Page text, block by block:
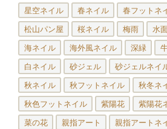
星空ネイル 春ネイル 春フットネ
松山パン屋 桜ネイル 梅雨 水
海ネイル 海外風ネイル 深緑
白ネイル 砂ジェル 砂ジェルネイ
秋ネイル 秋フットネイル 秋冬ネ
秋色フットネイル 紫陽花 紫陽花
菜の花 親指アート 親指アートネ